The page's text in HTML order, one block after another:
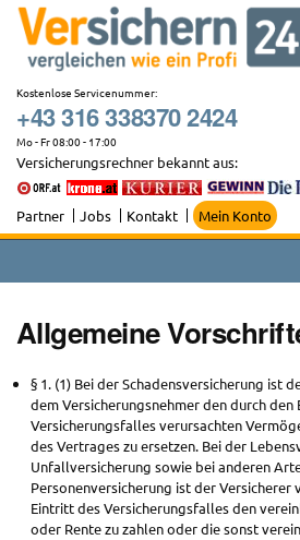
Zum
Inhalt
springen
Kostenlose Servicenummer:
+43 316 338370 2424
Mo - Fr 08:00 - 17:00
Versicherungsrechner bekannt aus:
Partner Jobs Kontakt Mein Konto
Allgemeine
§ 1. (1) Bei der Schadensversicherung ist
dem Versicherungsnehmer den durch den
Versicherungsfalles verursachten
des Vertrages zu ersetzen. Bei der
Unfallversicherung sowie bei anderen
Personenversicherung ist der
Eintritt des Versicherungsfalles den
oder Rente zu zahlen oder die sonst